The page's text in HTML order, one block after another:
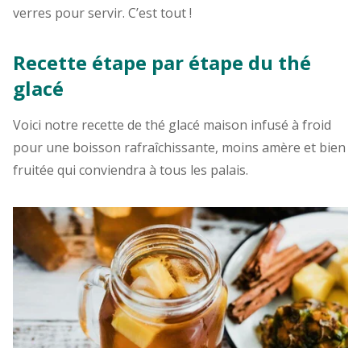
verres pour servir. C’est tout !
Recette étape par étape du thé
glacé
Voici notre recette de thé glacé maison infusé à froid
pour une boisson rafraîchissante, moins amère et bien
fruitée qui conviendra à tous les palais.